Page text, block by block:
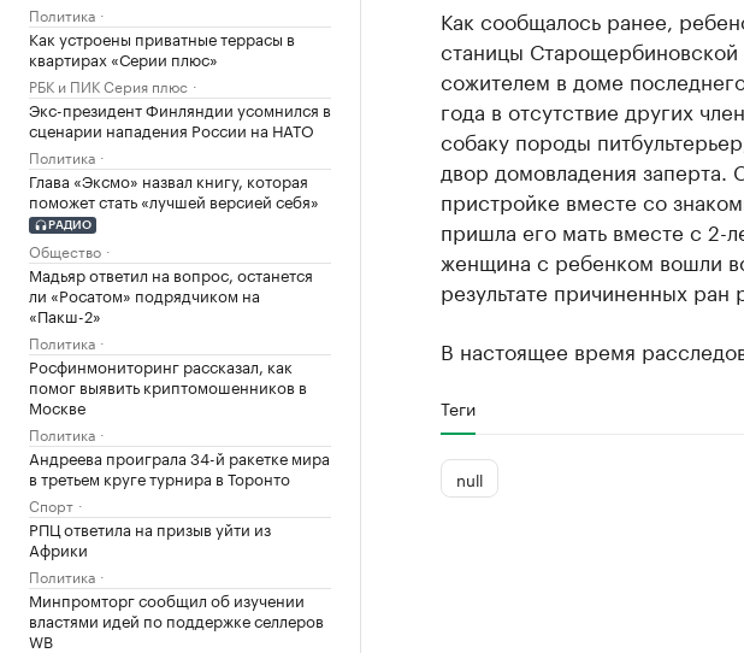
Политика
Как устроены приватные террасы в
квартирах «Серии плюс»
РБК и ПИК Серия плюс
Экс-президент Финляндии усомнился в
сценарии нападения России на НАТО
Политика
Глава «Эксмо» назвал книгу, которая
поможет стать «лучшей версией себя»
РАДИО
Общество
Мадьяр ответил на вопрос, останется
ли «Росатом» подрядчиком на
«Пакш-2»
Политика
Росфинмониторинг рассказал, как
помог выявить криптомошенников в
Москве
Политика
Андреева проиграла 34-й ракетке мира
в третьем круге турнира в Торонто
Спорт
РПЦ ответила на призыв уйти из
Африки
Политика
Минпромторг сообщил об изучении
властями идей по поддержке селлеров
WB
Как сообщалось ранее,
станицы
сожителем в доме
года в отсутствие других
собаку породы
двор домовладения заперта.
пристройке вместе со
пришла его мать вместе с 2-
женщина с ребенком вошли
результате причиненных ран
В настоящее время
Теги
null